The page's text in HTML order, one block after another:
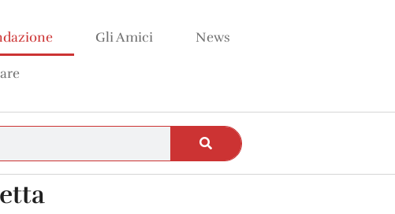
Gli Amici News